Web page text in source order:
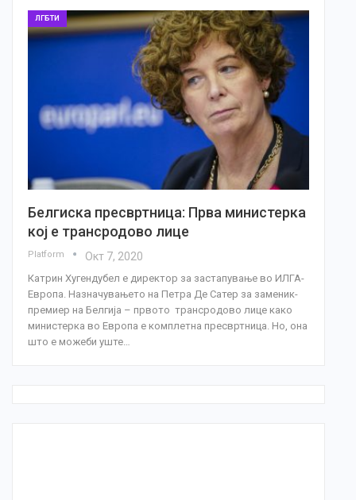
ЛГБТИ
Белгиска пресвртница: Прва министерка
кој е трансродово лице
Platform Окт 7, 2020
Катрин Хугендубел е директор за застапување во ИЛГА-
Европа. Назначувањето на Петра Де Сатер за заменик-
премиер на Белгија – првото трансродово лице како
министерка во Европа е комплетна пресвртница. Но, она
што е можеби уште…